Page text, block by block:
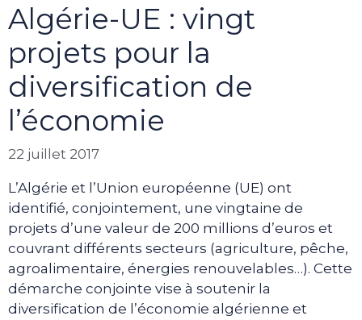
Algérie-UE : vingt
projets pour la
diversification de
l’économie
22 juillet 2017
L’Algérie et l’Union européenne (UE) ont
identifié, conjointement, une vingtaine de
projets d’une valeur de 200 millions d’euros et
couvrant différents secteurs (agriculture, pêche,
agroalimentaire, énergies renouvelables…). Cette
démarche conjointe vise à soutenir la
diversification de l’économie algérienne et